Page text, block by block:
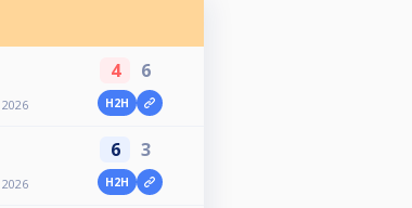
4 6
H2H
6 3
H2H